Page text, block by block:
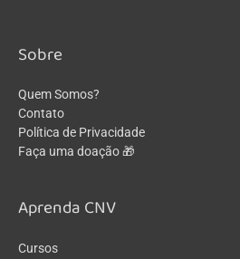
Sobre
Quem Somos?
Contato
Política de Privacidade
Faça uma doação 🎁
Aprenda CNV
Cursos